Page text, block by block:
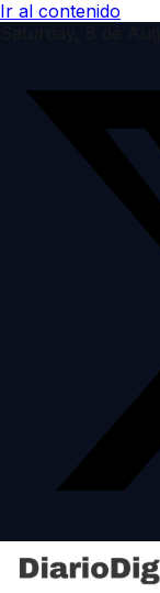
Ir al contenido